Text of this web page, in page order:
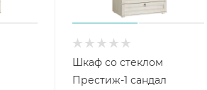
Шкаф со стеклом
Престиж-1 сандал